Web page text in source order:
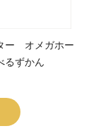
ー オメガホー
ずかん